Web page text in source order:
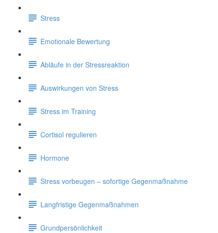
Stress
Emotionale Bewertung
Abläufe in der Stressreaktion
Auswirkungen von Stress
Stress im Training
Cortisol regulieren
Hormone
Stress vorbeugen – sofortige Gegenmaßnahme
Langfristige Gegenmaßnahmen
Grundpersönlichkeit